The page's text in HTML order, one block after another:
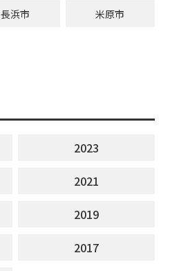
長浜市 米原市
2023
2021
2019
2017